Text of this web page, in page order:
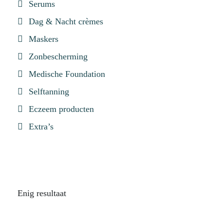
Serums
Dag & Nacht crèmes
Maskers
Zonbescherming
Medische Foundation
Selftanning
Eczeem producten
Extra’s
Enig resultaat